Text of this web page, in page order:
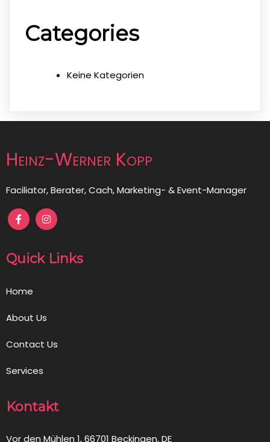
Categories
Keine Kategorien
Heinz-Werner Kopp
Faciliator, Berater, Cach, Marketing- & Event-Manager
Quick Links
Home
About Us
Contact Us
Services
Kontakt
Vor den Mühlen 1, 66701 Beckingen, DE